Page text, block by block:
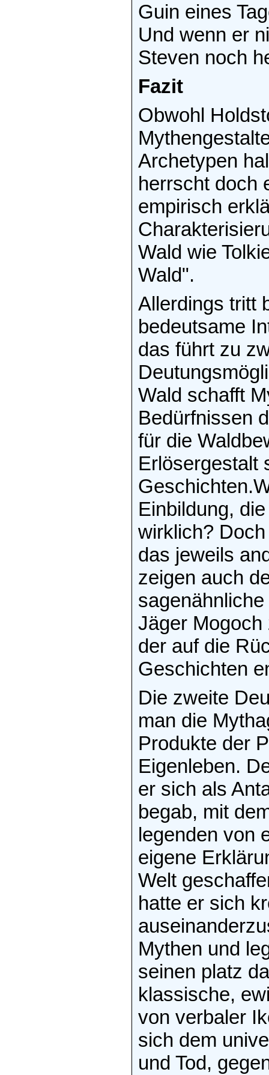
Guin eines
Und wenn er
Steven noch
Fazit
Obwohl
Archetypen
herrscht doch
empirisch
Wald wie
Wald".
Allerdings tritt
bedeutsame
das führt zu
Wald schafft
Bedürfnissen
für die
Erlösergestalt
Einbildung,
wirklich?
das jeweils
zeigen auch
Jäger Mogoch
der auf die
Geschichten
Die zweite
man die
Produkte der
Eigenleben.
er sich als
begab, mit
legenden von
eigene
Welt
hatte er sich
Mythen und
seinen platz
klassische,
von verbaler
sich dem
und Tod,